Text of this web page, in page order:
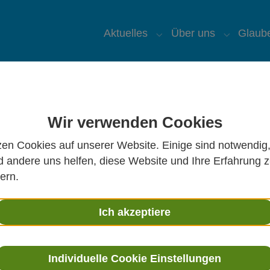
Wir verwenden Cookies
Cookies auf unserer Website. Einige sind notwendig,
andere uns helfen, diese Website und Ihre Erfahrung
Ich akzeptiere
Individuelle Cookie Einstellungen
Aktuelles
Submenu for
Über uns
St. Ursula auf Facebook
St. Ursula auf YouTube